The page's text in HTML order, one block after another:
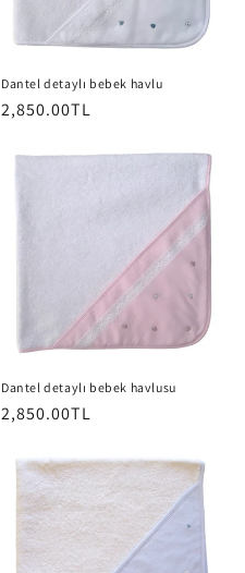
Dantel detaylı bebek havlu
Normal
2,850.00TL
Dantel detaylı bebek havlusu
Normal
2,850.00TL